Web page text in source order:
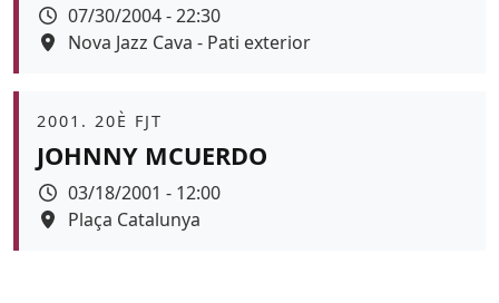
Data
07/30/2004 - 22:30
Espai
Nova Jazz Cava - Pati exterior
Àmbit
2001. 20È FJT
JOHNNY MCUERDO
Data
03/18/2001 - 12:00
Espai
Plaça Catalunya